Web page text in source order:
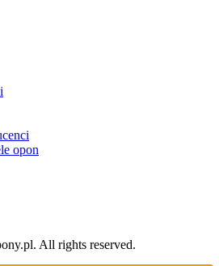
opon
All rights reserved.